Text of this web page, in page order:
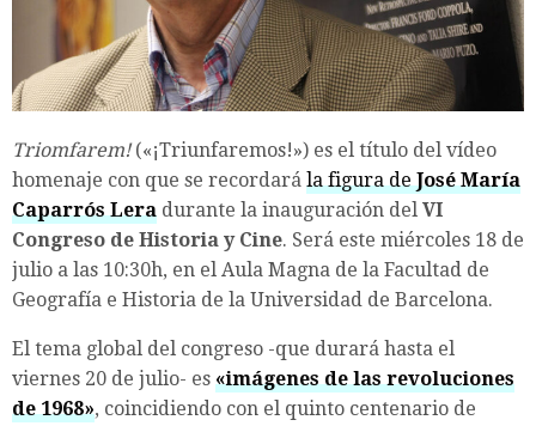
Triomfarem!(«¡Triunfaremos!») es el título del vídeo
homenaje con que se recordará la figura deJosé María
Caparrós Lera durante la inauguración del VI
Congreso de Historia y Cine. Será este miércoles 18 de
julio a las 10:30h, en el Aula Magna de la Facultad de
Geografía e Historia de la Universidad de Barcelona.
El tema global del congreso -que durará hasta el
viernes 20 de julio- es «imágenes de las revoluciones
de 1968», coincidiendo con el quinto centenario de